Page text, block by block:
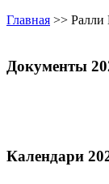
Главная >> Ралли
Документы
Календари